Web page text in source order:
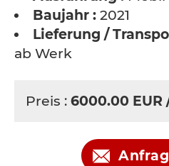
Baujahr : 2021
Lieferung /
ab Werk
Preis : 6000.00 EUR